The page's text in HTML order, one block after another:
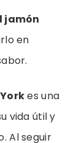
jamón
en
es una
vida útil y
Al seguir